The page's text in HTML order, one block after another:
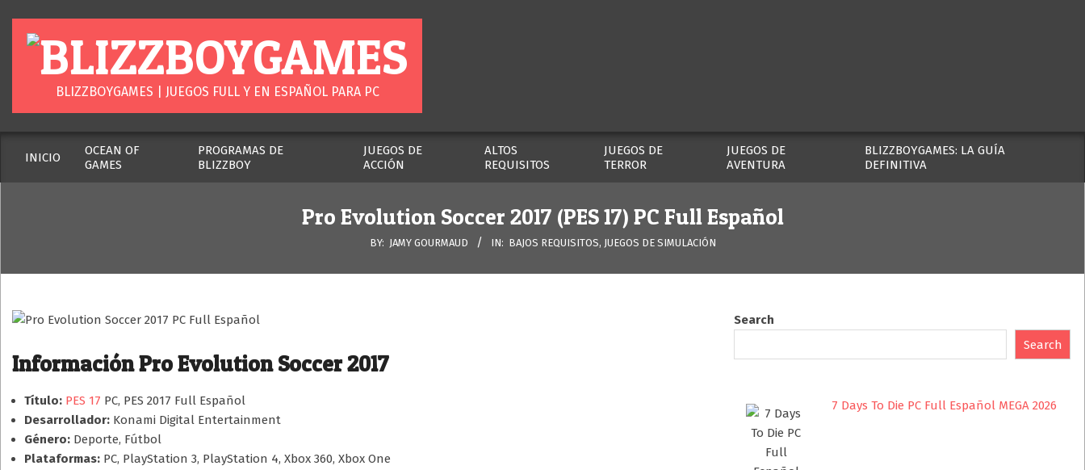
content
BLIZZBOYGAMES
BLIZZBOYGAMES | JUEGOS FULL Y EN ESPAÑOL PARA PC
Secondary
Navigation
INICIO
OCEAN OF
GAMES
PROGRAMAS DE
BLIZZBOY
JUEGOS DE
ACCIÓN
ALTOS
REQUISITOS
JUEGOS DE
TERROR
JUEGOS DE
AVENTURA
BLIZZBOYGAMES: LA GUÍA
DEFINITIVA
Pro Evolution Soccer 2017 (PES 17) PC Full Español
BY: JAMY GOURMAUD IN: BAJOS REQUISITOS, JUEGOS DE SIMULACIÓN
Información Pro Evolution Soccer 2017
Título: PES 17 PC, PES 2017 Full Español
Desarrollador: Konami Digital Entertainment
Género: Deporte, Fútbol
Plataformas: PC, PlayStation 3, PlayStation 4, Xbox 360, Xbox One
Search
Search
7 Days To Die PC Full Español MEGA 2026